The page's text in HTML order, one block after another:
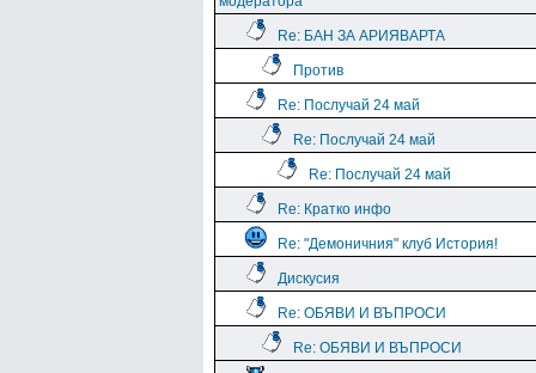
Re: БАН ЗА АРИЯВАРТА
Против
Re: Послучай 24 май
Re: Послучай 24 май
Re: Послучай 24 май
Re: Кратко инфо
Re: "Демоничния" клуб История!
Дискусия
Re: ОБЯВИ И ВЪПРОСИ
Re: ОБЯВИ И ВЪПРОСИ